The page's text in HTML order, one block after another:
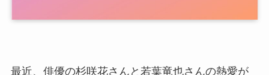
最近、俳優の杉咲花さんと若葉竜也さんの熱愛が